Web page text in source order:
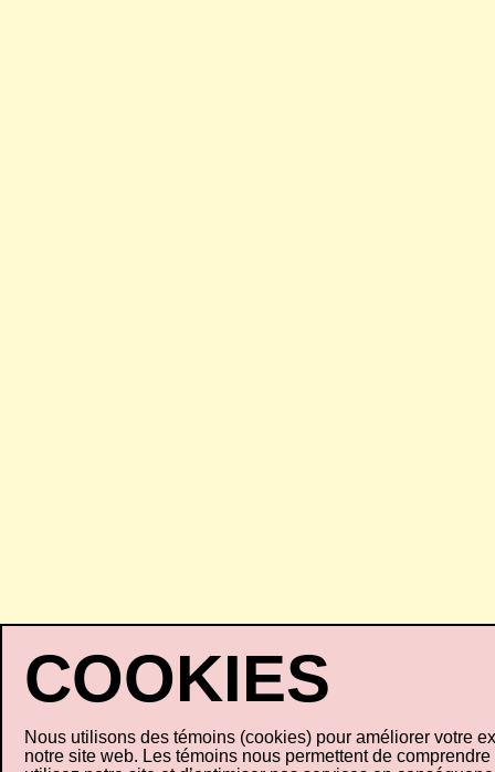
Nous utilisons des témoins (cookies) pour améliorer votre
notre site web. Les témoins nous permettent de